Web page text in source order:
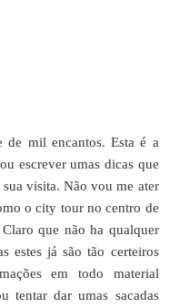
de mil encantos. Esta é a
escrever umas dicas que
visita. Não vou me ater
o city tour no centro de
que não ha qualquer
estes já são tão certeiros
em todo material
tentar dar umas sacadas